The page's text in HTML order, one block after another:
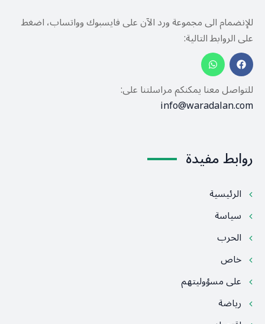
للإنضمام الى مجموعة ورد الآن على فايسبوك وواتساب، اضغط
على الروابط التالية:
للتواصل معنا يمكنكم مراسلتنا على:
info@waradalan.com
روابط مفيدة
الرئيسية
سياسة
الحرب
خاص
على مسؤوليتهم
رياضة